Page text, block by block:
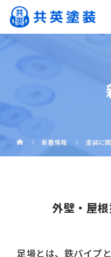
新着情報 塗装に
外壁・屋
足場とは、鉄パイプ